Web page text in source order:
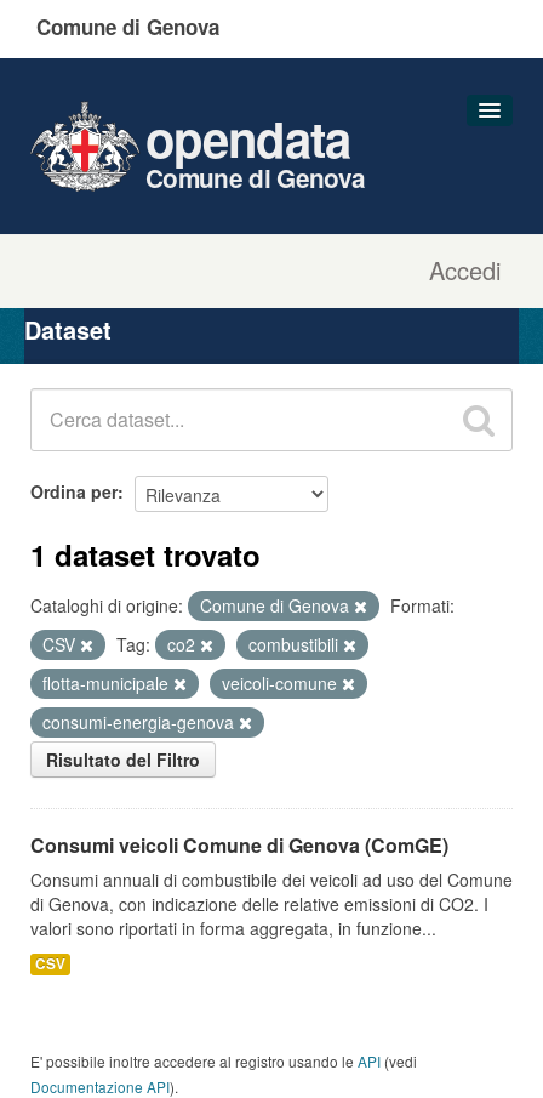
Comune di Genova
Accedi
opendata
Comune di Genova
Organizzazioni
Gruppi
Dataset
Ordina per
1 dataset trovato
Cataloghi di origine: Comune di Genova
Formati:
CSV
Tag: co2
combustibili
flotta-municipale
veicoli-comune
consumi-energia-genova
Risultato del Filtro
Consumi veicoli Comune di Genova (ComGE)
Consumi annuali di combustibile dei veicoli ad uso del Comune
di Genova, con indicazione delle relative emissioni di CO2. I
valori sono riportati in forma aggregata, in funzione...
CSV
E' possibile inoltre accedere al registro usando le API (vedi
Documentazione API).